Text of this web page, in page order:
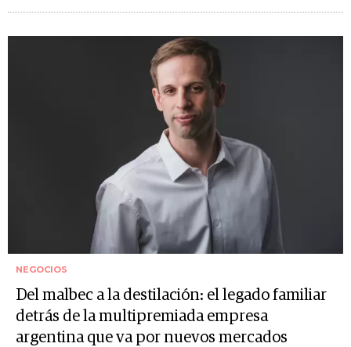
NEGOCIOS
Del malbec a la destilación: el legado familiar
detrás de la multipremiada empresa
argentina que va por nuevos mercados